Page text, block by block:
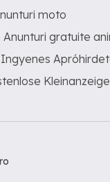
moto
Anunturi gratuite